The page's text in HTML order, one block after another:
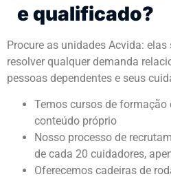
e qualificado?
Procure as unidades Acvida:
resolver qualquer demanda
pessoas dependentes e seus
Temos cursos de
conteúdo próprio
Nosso processo de
de cada 20 cuidadores,
Oferecemos cadeiras de